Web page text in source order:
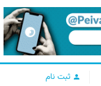
ثبت نام